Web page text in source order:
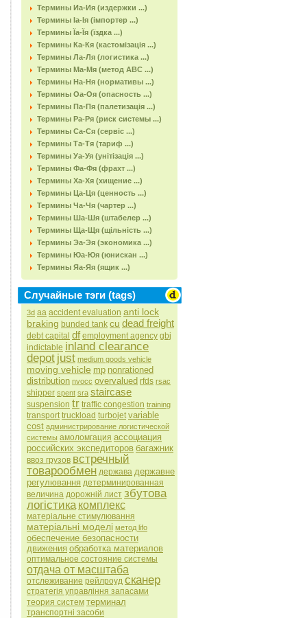
Термины Иа-Ия (издержки ...)
Термины Іа-Ія (імпортер ...)
Термины Їа-Їя (їздка ...)
Термины Ка-Кя (кастомізація ...)
Термины Ла-Ля (логистика ...)
Термины Ма-Мя (метод АВС ...)
Термины На-Ня (нормативы ...)
Термины Оа-Оя (опасность ...)
Термины Па-Пя (палетизація ...)
Термины Ра-Ря (риск системы ...)
Термины Са-Ся (сервіс ...)
Термины Та-Тя (тариф ...)
Термины Уа-Уя (унітізація ...)
Термины Фа-Фя (фрахт ...)
Термины Ха-Хя (хищение ...)
Термины Ца-Ця (ценность ...)
Термины Ча-Чя (чартер ...)
Термины Ша-Шя (штабелер ...)
Термины Ща-Щя (щільність ...)
Термины Эа-Эя (экономика ...)
Термины Юа-Юя (юнискан ...)
Термины Яа-Яя (ящик ...)
Случайные тэги (tags)
3d aa accident evaluation anti lock
braking bunded tank cu dead freight
debt capital df employment agency gbj
indictable inland clearance
depot just medium goods vehicle
moving vehicle mp nonrationed
distribution nvocc overvalued rfds rsac
shipper spent sra staircase
suspension tr traffic congestion training
transport truckload turbojet variable
cost администрирование логистической
системы амоломгация ассоциация
российских экспедиторов багажник
ввоз грузов встречный
товарообмен держава державне
регулювання детерминированная
величина дорожній лист збутова
логістика комплекс
матеріальне стимулювання
матеріальні моделі метод lifo
обеспечение безопасности
движения обработка материалов
оптимальное состояние системы
отдача от масштаба
отслеживание рейлроуд сканер
стратегія управління запасами
теория систем терминал
транспортні засоби